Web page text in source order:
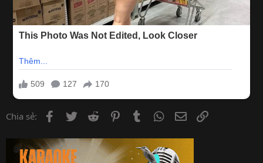
Chia sẻ: Facebook
Twitter Reddit PinterestTumblr WhatsApp
Email